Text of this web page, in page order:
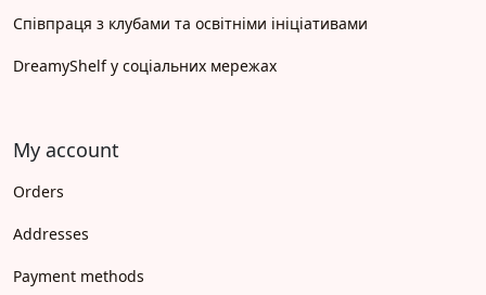
Співпраця з клубами та освітніми ініціативами
DreamyShelf у соціальних мережах
My account
Orders
Addresses
Payment methods